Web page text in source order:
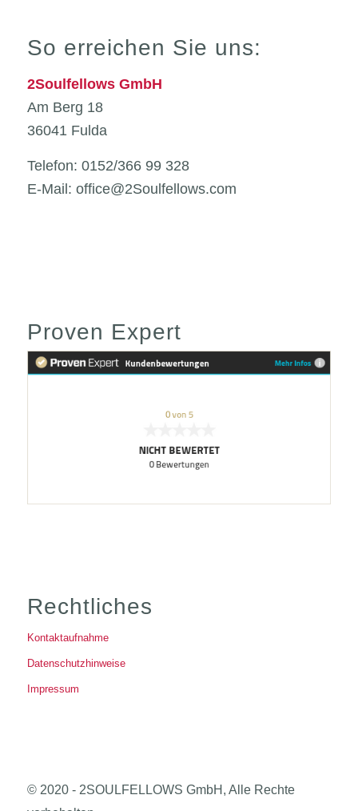
So erreichen Sie uns:
2Soulfellows GmbH
Am Berg 18
36041 Fulda
Telefon: 0152/366 99 328
E-Mail: office@2Soulfellows.com
Proven Expert
Rechtliches
Kontaktaufnahme
Datenschutzhinweise
Impressum
© 2020 - 2SOULFELLOWS GmbH, Alle Rechte